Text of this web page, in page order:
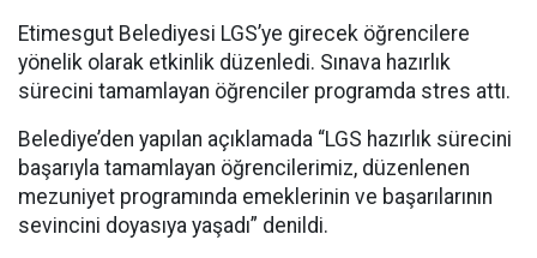
Etimesgut Belediyesi LGS’ye girecek öğrencilere
yönelik olarak etkinlik düzenledi. Sınava hazırlık
sürecini tamamlayan öğrenciler programda stres attı.
Belediye’den yapılan açıklamada “LGS hazırlık sürecini
başarıyla tamamlayan öğrencilerimiz, düzenlenen
mezuniyet programında emeklerinin ve başarılarının
sevincini doyasıya yaşadı” denildi.